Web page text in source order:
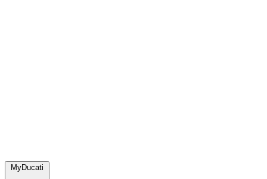
MyDucati